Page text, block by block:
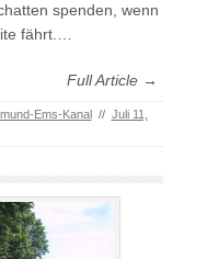
spenden, wenn
fährt.…
Full Article →
Ems-Kanal // Juli 11,